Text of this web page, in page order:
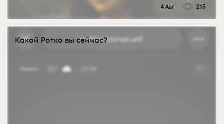
4 Авг 215
Какой Ротко вы сейчас?